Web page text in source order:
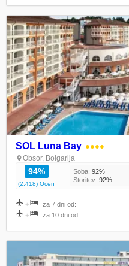
SOL Luna Bay ●●●●
Obsor, Bolgarija
94%
(2.418) Ocen
Soba: 92%
Storitev: 92%
+ za 7 dni od:
+ za 10 dni od: